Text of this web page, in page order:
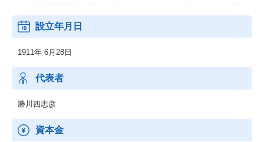
子力関連機器、環境プラントなどの各種エンジニアリング業など
◆電力（電力卸供給事業）
／新鉄源ビジネス、液晶用ターゲット材料、超伝導磁石・線材な
ど
設立年月日
1911年 6月28日
代表者
勝川四志彦
資本金